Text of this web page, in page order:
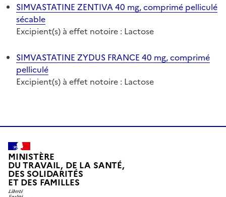
SIMVASTATINE ZENTIVA 40 mg, comprimé pelliculé
sécable
Excipient(s) à effet notoire : Lactose
SIMVASTATINE ZYDUS FRANCE 40 mg, comprimé
pelliculé
Excipient(s) à effet notoire : Lactose
MINISTÈRE
DU TRAVAIL, DE LA SANTÉ,
DES SOLIDARITÉS
ET DES FAMILLES